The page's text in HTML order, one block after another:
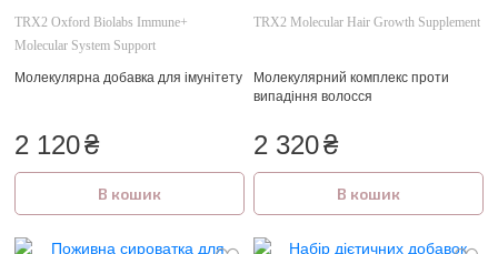
TRX2 Oxford Biolabs Immune+
Molecular System Support
Молекулярна добавка для імунітету
2 120₴
В кошик
TRX2 Molecular Hair Growth Supplement
Молекулярний комплекс проти
випадіння волосся
2 320₴
В кошик